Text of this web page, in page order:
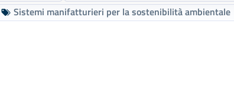
Sistemi manifatturieri per la sostenibilità ambientale